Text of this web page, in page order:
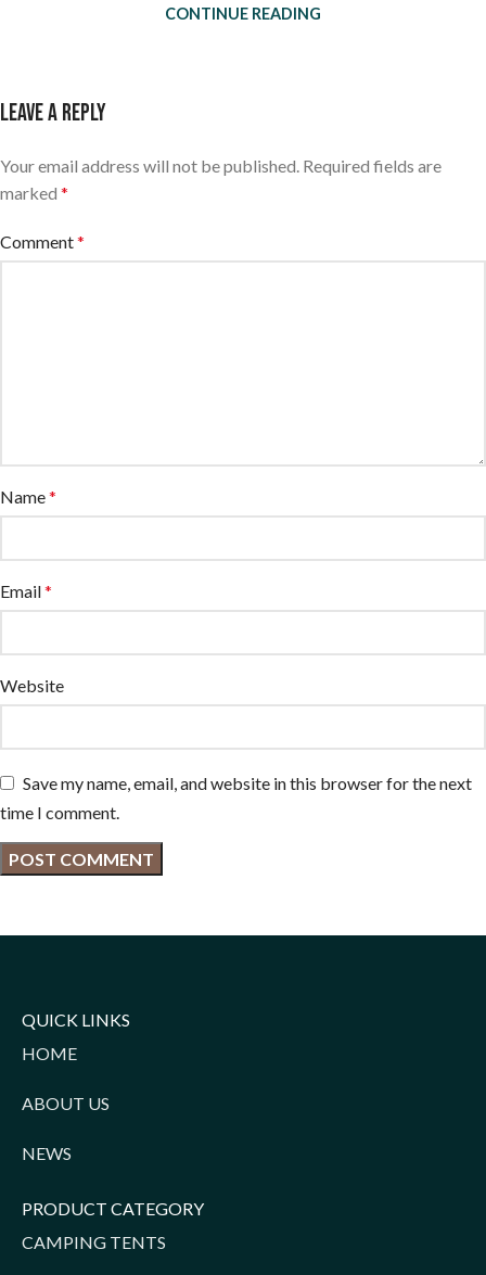
CONTINUE READING
Leave a Reply
Your email address will not be published. Required fields are
marked *
Comment*
Name*
Email*
Website
Save my name, email, and website in this browser for the next
time I comment.
QUICK LINKS
HOME
ABOUT US
NEWS
PRODUCT CATEGORY
CAMPING TENTS